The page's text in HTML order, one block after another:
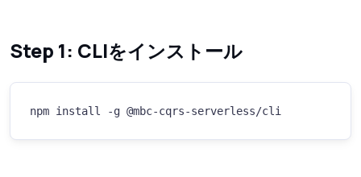
Step 1: CLIをインストール
npm install -g @mbc-cqrs-serverless/cli